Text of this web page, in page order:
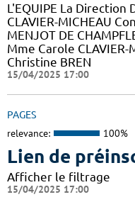
L'EQUIPE La Direction
CLAVIER-MICHEAU
MENJOT DE
Mme Carole
Christine BREN
15/04/2025 17:00
PAGES
relevance: 100%
Lien de
Afficher le filtrage
15/04/2025 17:00